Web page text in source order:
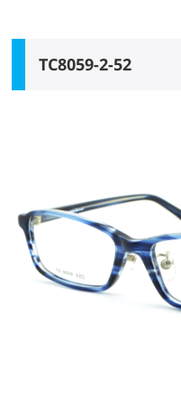
メガネドラッグについて
スタッフブログ
TC8059-2-52